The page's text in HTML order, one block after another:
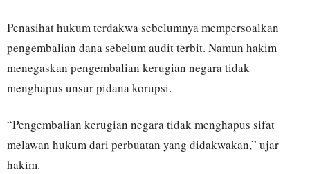
Penasihat hukum terdakwa sebelumnya mempersoalkan
pengembalian dana sebelum audit terbit. Namun hakim
menegaskan pengembalian kerugian negara tidak
menghapus unsur pidana korupsi.
“Pengembalian kerugian negara tidak menghapus sifat
melawan hukum dari perbuatan yang didakwakan,” ujar
hakim.